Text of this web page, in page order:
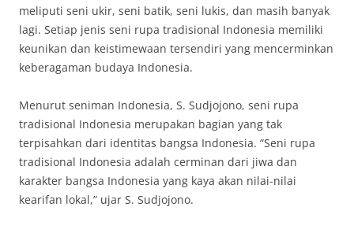
meliputi seni ukir, seni batik, seni lukis, dan masih banyak
lagi. Setiap jenis seni rupa tradisional Indonesia memiliki
keunikan dan keistimewaan tersendiri yang mencerminkan
keberagaman budaya Indonesia.
Menurut seniman Indonesia, S. Sudjojono, seni rupa
tradisional Indonesia merupakan bagian yang tak
terpisahkan dari identitas bangsa Indonesia. “Seni rupa
tradisional Indonesia adalah cerminan dari jiwa dan
karakter bangsa Indonesia yang kaya akan nilai-nilai
kearifan lokal,” ujar S. Sudjojono.